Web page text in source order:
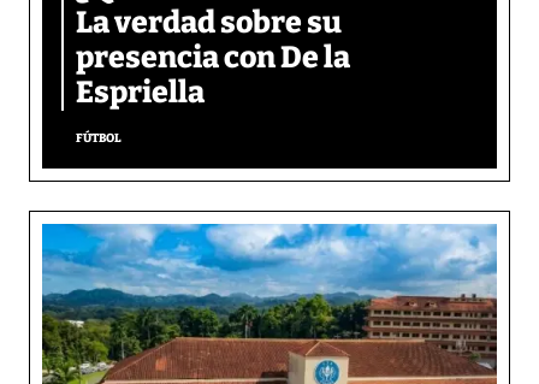
La verdad sobre su
presencia con De la
Espriella
FÚTBOL